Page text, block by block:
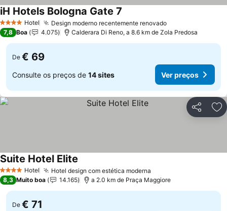
4 EstrelasHotel Design moderno recentemente renovado
iH Hotels Bologna Gate 7
7,8 Boa 4.075 Calderara Di Reno, a 8.6 km de Zola Predosa
De € 69
Consulte os preços de 14 sites Ver preços
Partilhar
4 EstrelasHotel Hotel design com estética moderna
Suite Hotel Elite
8,3 Muito boa 14.165 a 2.0 km de Praça Maggiore
De € 71